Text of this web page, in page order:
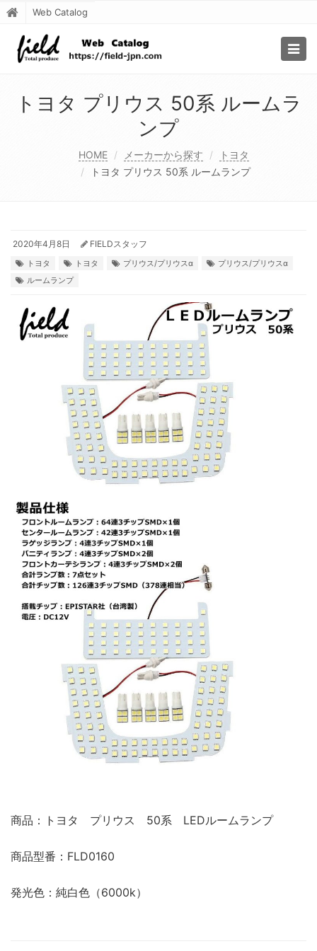
Web Catalog
トヨタ プリウス 50系 ルームラ
ンプ
HOME メーカーから探す
トヨタ
トヨタ プリウス 50系 ルームランプ
2020年4月8日 FIELDスタッフ
トヨタ トヨタ プリウス/プリウスα
プリウス/プリウスα
ルームランプ
商品：トヨタ プリウス 50系 LEDルームランプ
商品型番：FLD0160
発光色：純白色（6000k）